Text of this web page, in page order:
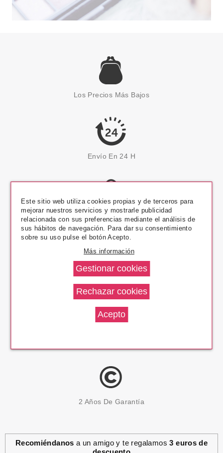
Los Precios Más Bajos
Envío En 24 H
Pago Seguro
14 Días Devolución
2 Años De Garantía
Recomiéndanos a un amigo y te regalamos3 euros de
Este sitio web utiliza cookies propias y de terceros para
mejorar nuestros servicios y mostrarle publicidad
relacionada con sus preferencias mediante el análisis de
sus hábitos de navegación. Para dar su consentimiento
sobre su uso pulse el botón Acepto.
Más información